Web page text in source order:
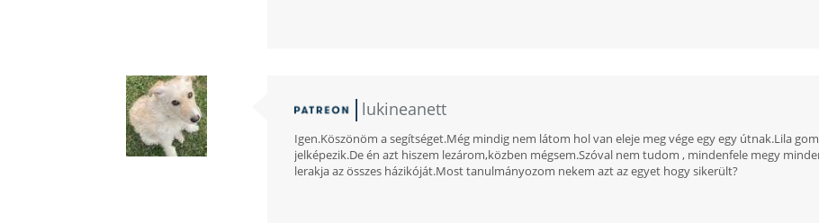
lukineanett
Igen.Köszönöm a segítséget.Még mindig nem látom hol van eleje meg vége egy egy útnak.Lila
jelképezik.De én azt hiszem lezárom,közben mégsem.Szóval nem tudom , mindenfele megy
lerakja az összes házikóját.Most tanulmányozom nekem azt az egyet hogy sikerült?